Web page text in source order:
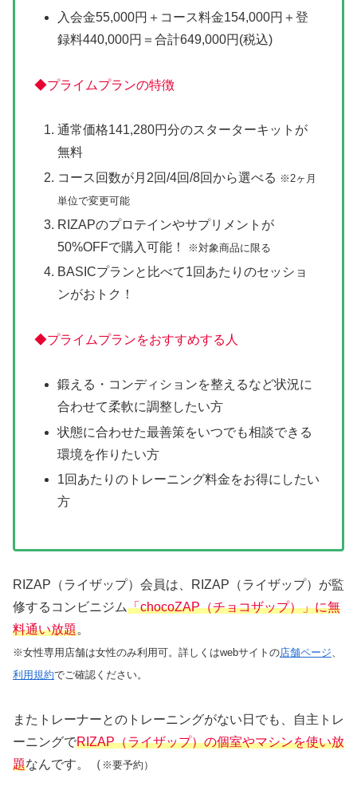
入会金55,000円＋コース料金154,000円＋登
録料440,000円＝合計649,000円(税込)
◆プライムプランの特徴
通常価格141,280円分のスターターキットが
無料
コース回数が月2回/4回/8回から選べる ※2ヶ月
単位で変更可能
RIZAPのプロテインやサプリメントが
50%OFFで購入可能！
※対象商品に限る
BASICプランと比べて1回あたりのセッショ
ンがおトク！
◆プライムプランをおすすめする人
鍛える・コンディションを整えるなど状況に
合わせて柔軟に調整したい方
状態に合わせた最善策をいつでも相談できる
環境を作りたい方
1回あたりのトレーニング料金をお得にしたい
方
RIZAP（ライザップ）会員は、RIZAP（ライザップ）が監
修するコンビニジム「chocoZAP（チョコザップ）」に無
料通い放題。
※女性専用店舗は女性のみ利用可。詳しくはwebサイトの店舗ページ、
利用規約でご確認ください。
またトレーナーとのトレーニングがない日でも、自主トレ
ーニングでRIZAP（ライザップ）の個室やマシンを使い放
題なんです。（ ※要予約）